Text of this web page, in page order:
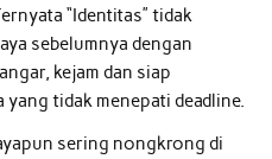
“Identitas” tidak
sebelumnya dengan
kejam dan siap
yang tidak menepati deadline.
sering nongkrong di